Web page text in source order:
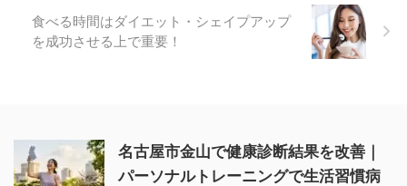
食べる時間はダイエット・シェイプアップ
を成功させる上で重要！
名古屋市金山で健康診断結果を改善｜
パーソナルトレーニングで生活習慣病